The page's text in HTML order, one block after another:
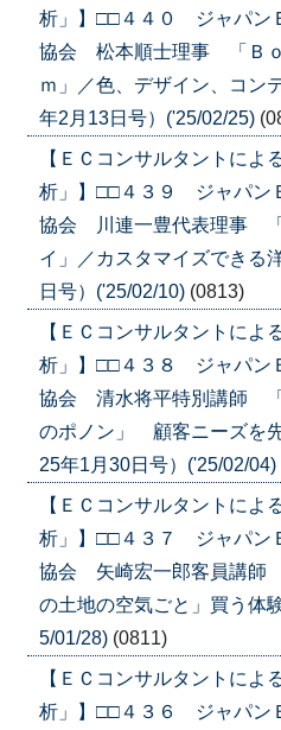
析」】□□４４０ ジャパン
協会 松本順士理事 「Ｂ
ｍ」／色、デザイン、コン
年2月13日号）('25/02/25)
【ＥＣコンサルタントによ
析」】□□４３９ ジャパン
協会 川連一豊代表理事 「
イ」／カスタマイズできる
日号）('25/02/10) (0813)
【ＥＣコンサルタントによ
析」】□□４３８ ジャパン
協会 清水将平特別講師 「
のポノン」 顧客ニーズを
25年1月30日号）('25/02/04)
【ＥＣコンサルタントによ
析」】□□４３７ ジャパン
協会 矢崎宏一郎客員講
の土地の空気ごと」買う体
5/01/28) (0811)
【ＥＣコンサルタントによ
析」】□□４３６ ジャパン